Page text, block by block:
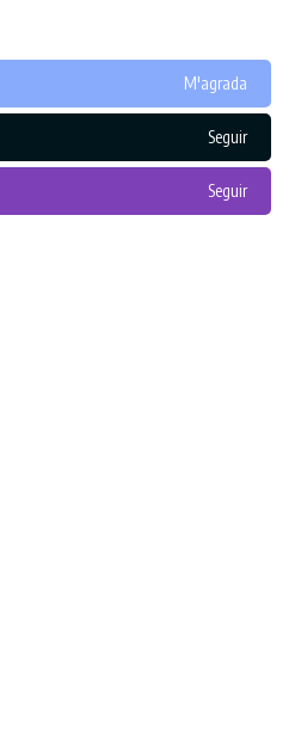
M'agrada
Seguir
Seguir